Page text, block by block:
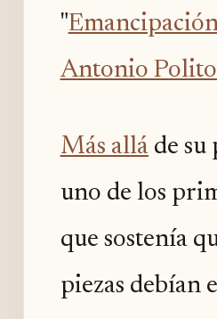
"Emancipación
Antonio Polito
Más allá de
uno de los
que sostenía
piezas debían